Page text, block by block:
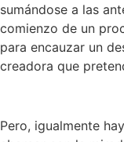
sumándose a las
comienzo de un
para encauzar un
creadora que
Pero, igualmente